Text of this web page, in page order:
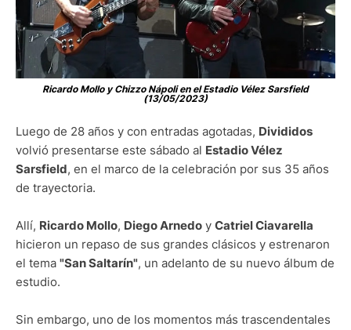
Ricardo Mollo y Chizzo Nápoli en el Estadio Vélez Sarsfield
(13/05/2023)
Luego de 28 años y con entradas agotadas, Divididos
volvió presentarse este sábado al Estadio Vélez
Sarsfield, en el marco de la celebración por sus 35 años
de trayectoria.
Allí, Ricardo Mollo, Diego Arnedo y Catriel Ciavarella
hicieron un repaso de sus grandes clásicos y estrenaron
el tema "San Saltarín", un adelanto de su nuevo álbum de
estudio.
Sin embargo, uno de los momentos más trascendentales